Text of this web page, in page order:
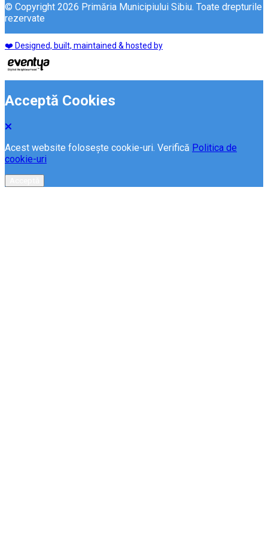
© Copyright 2026 Primăria Municipiului Sibiu. Toate drepturile
rezervate
❤️ Designed, built, maintained & hosted by
Acceptă Cookies
Acest website folosește cookie-uri. Verifică Politica de
cookie-uri